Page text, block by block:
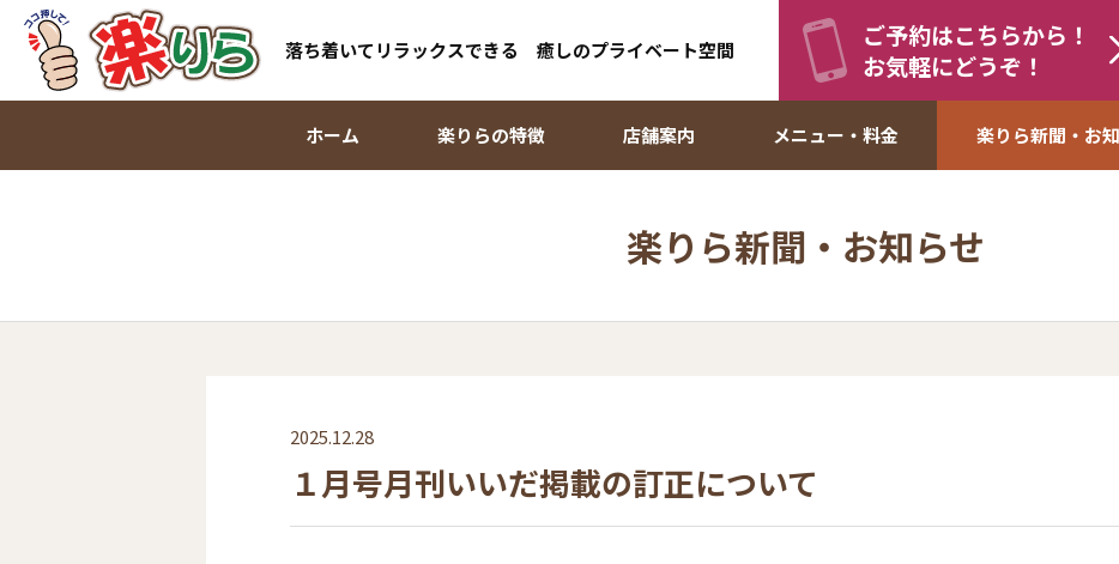
落ち着いてリラックスできる 癒しのプライベート空間
ご予約はこちらから！
お気軽にどうぞ！
ホーム 楽りらの特徴 店舗案内 メニュー・料金 楽りら新聞・お
楽りら新聞・お知らせ
2025.12.28
１月号月刊いいだ掲載の訂正について